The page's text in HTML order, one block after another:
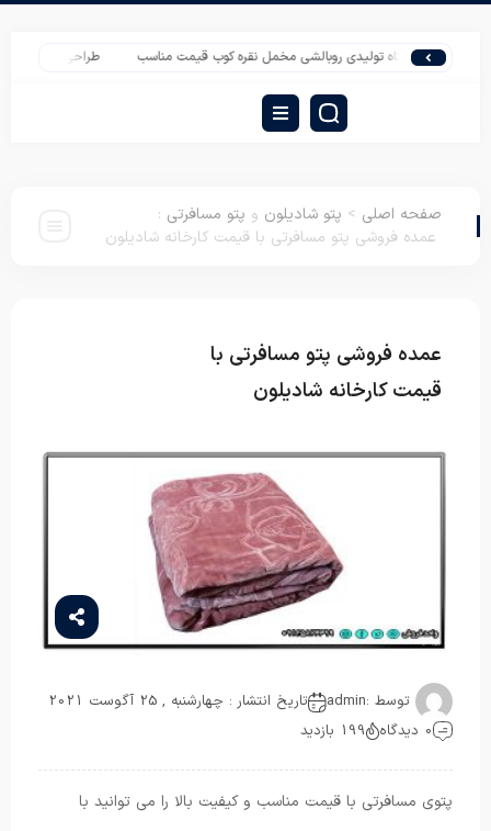
کارگاه تولیدی روبالشی مخمل نقره کوب قیمت مناسب طراحی انواع بالش
صفحه اصلی > پتو شادیلون و پتو مسافرتی :
عمده فروشی پتو مسافرتی با قیمت کارخانه شادیلون
عمده فروشی پتو مسافرتی با
قیمت کارخانه شادیلون
توسط :admin
تاریخ انتشار : چهارشنبه , 25 آگوست 2021
0 دیدگاه
199 بازدید
پتوی مسافرتی با قیمت مناسب و کیفیت بالا را می توانید با